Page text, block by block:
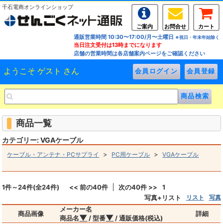
千石電商オンラインショップ
ご案内 お問合せ
カート
通販営業時間 10:30〜17:00/月〜土曜日 ※祝日・年末年始除く
当日注文受付は13時までになります
店舗の営業時間は各店舗案内ページをご確認ください
ようこそ ゲスト さん
商品一覧
カテゴリー: VGAケーブル
ケーブル・アンテナ・PCサプライ > PC用ケーブル >VGAケーブル
1件～24件(全24件) << 前の40件 次の40件 >>
1
写真+リスト
リスト 写真
商品画像
メーカー名
商品名▼ / 型番▼ / 通販価格(税込)
詳細